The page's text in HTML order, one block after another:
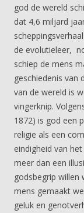
god de wereld
dat 4,6 miljard
de evolutieleer,
schiep de mens
geschiedenis van
van de wereld is
vingerknip.
1872) is god een
religie als een
eindigheid van
meer dan een
godsbegrip willen
mens gemaakt
geluk en